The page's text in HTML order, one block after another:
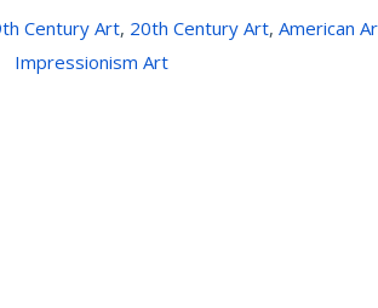
Century Art, 20th Century Art, American
Impressionism Art